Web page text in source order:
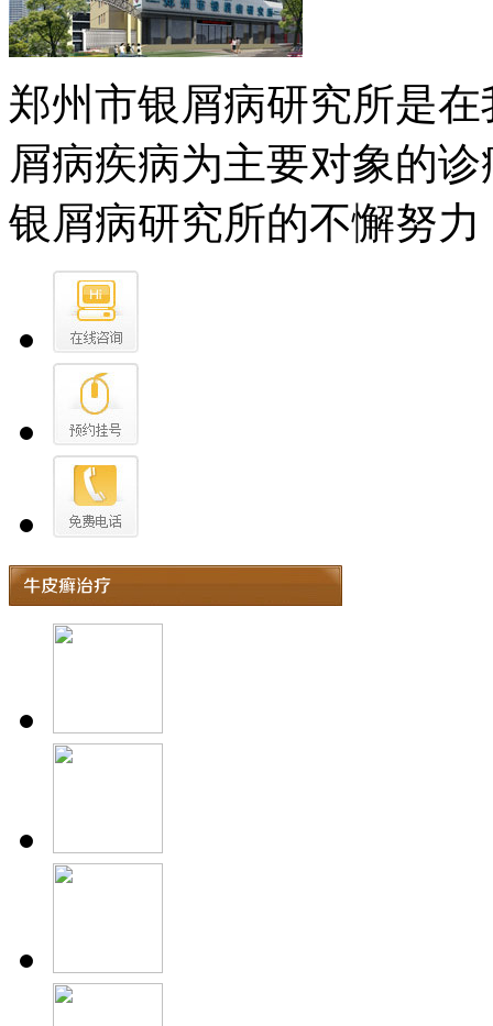
郑州市银屑病研究所是
屑病疾病为主要对象的
银屑病研究所的不懈努